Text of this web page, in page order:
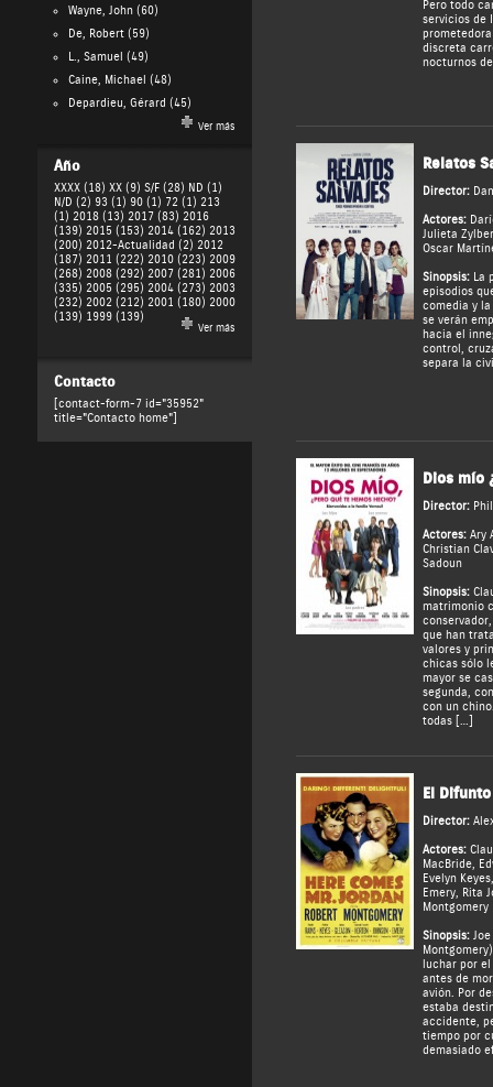
Wayne, John(60)
De, Robert(59)
L., Samuel (49)
Caine, Michael (48)
Depardieu, Gérard (45)
Ver más
Año
XXXX (18) XX (9) S/F (28) ND (1)
N/D (2) 93 (1) 90 (1) 72 (1) 213
(1) 2018 (13) 2017 (83) 2016
(139) 2015 (153) 2014 (162) 2013
(200) 2012-Actualidad (2) 2012
(187) 2011 (222) 2010 (223) 2009
(268) 2008 (292) 2007 (281) 2006
(335) 2005 (295) 2004 (273) 2003
(232) 2002 (212) 2001 (180) 2000
(139) 1999 (139)
Ver más
Contacto
[contact-form-7 id="35952"
title="Contacto home"]
Pero todo
servicios de
discreta
nocturnos
Relatos
Director:
Actores:
Julieta
Oscar
Sinopsis:La
episodios
comedia y
se verán
hacia el
control,
separa la
Dios mío
Director:
Actores: Ary
Christian
Sadoun
Sinopsis:
matrimonio
que han
valores y
chicas sólo
mayor se
segunda,
con un
todas […]
El
Director:
Actores:
MacBride,
Evelyn Keyes
Emery, Rita
Montgomery
Sinopsis:Joe
luchar por
antes de
avión. Por
estaba
accidente,
tiempo por
demasiado